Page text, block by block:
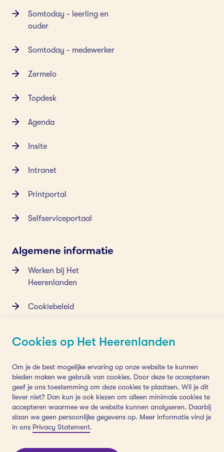
Cookies op Het Heerenlanden
Om je de best mogelijke ervaring op onze website te kunnen
bieden maken we gebruik van cookies. Door deze te accepteren
geef je ons toestemming om deze cookies te plaatsen. Wil je dit
liever niet? Dan kun je ook kiezen om alleen minimale cookies te
accepteren waarmee we de website kunnen analyseren. Daarbij
slaan we geen persoonlijke gegevens op. Meer informatie vind je
in ons Privacy Statement.
Somtoday - leerling en
ouder
Somtoday - medewerker
Zermelo
Topdesk
Agenda
Insite
Intranet
Printportal
Selfserviceportaal
Algemene informatie
Werken bij Het
Heerenlanden
Cookiebeleid
Contact
Eksterlaan 48
4143 AC Leerdam
0345 61 35 31
info.hetheerenlanden@vanoranje.nl